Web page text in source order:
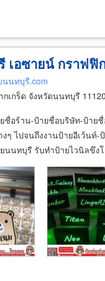
เอซายน์ กราฟฟิ
นนทบุรี.com
เกร็ด จังหวัดนนทบุรี 11120
อร้าน-ป้ายชื่อบริษัท-ป้าย
ไปจนถึงงานป้ายอีเว้นท์-ป้
นนทบุรี รับทำป้ายไวนิลขึง